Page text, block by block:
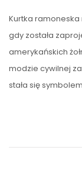
Kurtka ramoneska
gdy została
amerykańskich
modzie cywilnej
stała się